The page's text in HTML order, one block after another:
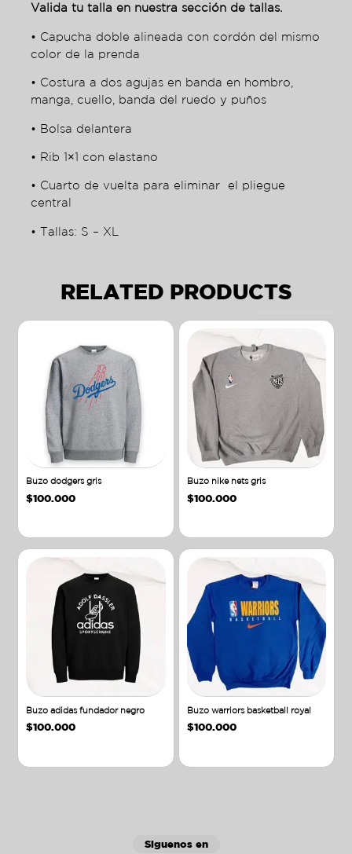
Valida tu talla en nuestra sección de tallas.
• Capucha doble alineada con cordón del mismo
color de la prenda
• Costura a dos agujas en banda en hombro,
manga, cuello, banda del ruedo y puños
• Bolsa delantera
• Rib 1×1 con elastano
• Cuarto de vuelta para eliminar el pliegue
central
• Tallas: S – XL
RELATED PRODUCTS
Buzo dodgers gris
$100.000
Buzo nike nets gris
$100.000
Buzo adidas fundador negro
$100.000
Buzo warriors basketball royal
$100.000
Siguenos en